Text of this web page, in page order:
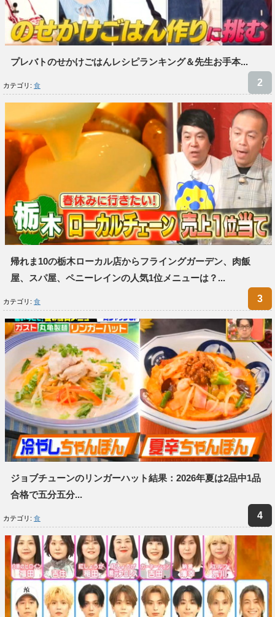
プレバトのせかけごはんレシピランキング＆先生お手本...
カテゴリ: 食
帰れま10の栃木ローカル店からフライングガーデン、肉飯
屋、スパ屋、ペニーレインの人気1位メニューは？...
カテゴリ: 食
ジョブチューンのリンガーハット結果：2026年夏は2品中1品
合格で五分五分...
カテゴリ: 食